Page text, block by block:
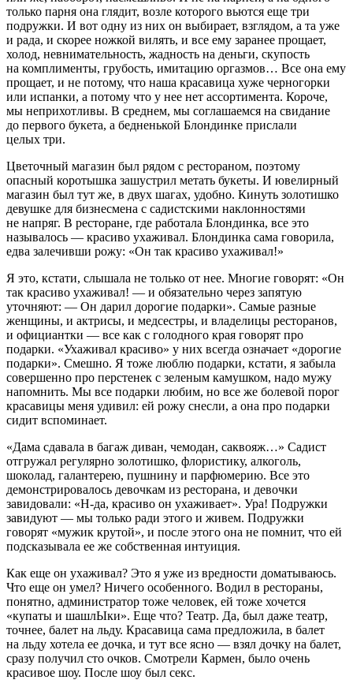
только парня она глядит, возле которого вьются еще три
подружки. И вот одну из них он выбирает, взглядом, а та уже
и рада, и скорее ножкой вилять, и все ему заранее прощает,
холод, невнимательность, жадность на деньги, скупость
на комплименты, грубость, имитацию оргазмов… Все она ему
прощает, и не потому, что наша красавица хуже черногорки
или испанки, а потому что у нее нет ассортимента. Короче,
мы неприхотливы. В среднем, мы соглашаемся на свидание
до первого букета, а бедненькой Блондинке прислали
целых три.
Цветочный магазин был рядом с рестораном, поэтому
опасный коротышка зашустрил метать букеты. И ювелирный
магазин был тут же, в двух шагах, удобно. Кинуть золотишко
девушке для бизнесмена с садистскими наклонностями
не напряг. В ресторане, где работала Блондинка, все это
называлось — красиво ухаживал. Блондинка сама говорила,
едва залечивши рожу: «Он так красиво ухаживал!»
Я это, кстати, слышала не только от нее. Многие говорят: «Он
так красиво ухаживал! — и обязательно через запятую
уточняют: — Он дарил дорогие подарки». Самые разные
женщины, и актрисы, и медсестры, и владелицы ресторанов,
и официантки — все как с голодного края говорят про
подарки. «Ухаживал красиво» у них всегда означает «дорогие
подарки». Смешно. Я тоже люблю подарки, кстати, я забыла
совершенно про перстенек с зеленым камушком, надо мужу
напомнить. Мы все подарки любим, но все же болевой порог
красавицы меня удивил: ей рожу снесли, а она про подарки
сидит вспоминает.
«Дама сдавала в багаж диван, чемодан, саквояж…» Садист
отгружал регулярно золотишко, флористику, алкоголь,
шоколад, галантерею, пушнину и парфюмерию. Все это
демонстрировалось девочкам из ресторана, и девочки
завидовали: «Н-да, красиво он ухаживает». Ура! Подружки
завидуют — мы только ради этого и живем. Подружки
говорят «мужик крутой», и после этого она не помнит, что ей
подсказывала ее же собственная интуиция.
Как еще он ухаживал? Это я уже из вредности доматываюсь.
Что еще он умел? Ничего особенного. Водил в рестораны,
понятно, администратор тоже человек, ей тоже хочется
«купаты и шашлЫки». Еще что? Театр. Да, был даже театр,
точнее, балет на льду. Красавица сама предложила, в балет
на льду хотела ее дочка, и тут все ясно — взял дочку на балет,
сразу получил сто очков. Смотрели Кармен, было очень
красивое шоу. После шоу был секс.